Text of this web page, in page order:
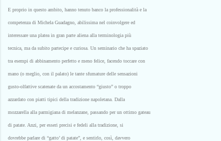
E proprio in questo ambito, hanno tenuto banco la professionalità e la
competenza di Michela Guadagno, abilissima nel coinvolgere ed
interessare una platea in gran parte aliena alla terminologia più
tecnica, ma da subito partecipe e curiosa. Un seminario che ha spaziato
tra esempi di abbinamento perfetto e meno felice, facendo toccare con
mano (o meglio, con il palato) le tante sfumature delle sensazioni
gusto-olfattive scatenate da un accostamento “giusto” o troppo
azzardato con piatti tipici della tradizione napoletana. Dalla
mozzarella alla parmigiana di melanzane, passando per un ottimo gateau
di patate. Anzi, per esseri precisi e fedeli alla tradizione, si
dovrebbe parlare di “gatto’ di patate”, e sentirlo, così, davvero